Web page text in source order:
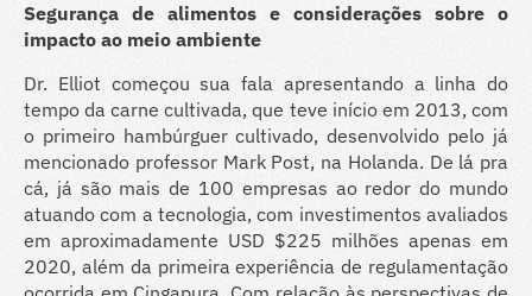
Segurança de alimentos e considerações sobre o
impacto ao meio ambiente
Dr. Elliot começou sua fala apresentando a linha do
tempo da carne cultivada, que teve início em 2013, com
o primeiro hambúrguer cultivado, desenvolvido pelo já
mencionado professor Mark Post, na Holanda. De lá pra
cá, já são mais de 100 empresas ao redor do mundo
atuando com a tecnologia, com investimentos avaliados
em aproximadamente USD $225 milhões apenas em
2020, além da primeira experiência de regulamentação